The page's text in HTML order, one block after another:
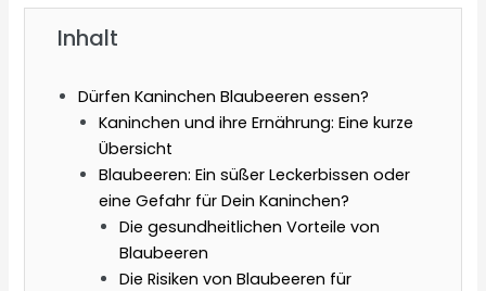
Inhalt
Dürfen Kaninchen Blaubeeren essen?
Kaninchen und ihre Ernährung: Eine kurze
Übersicht
Blaubeeren: Ein süßer Leckerbissen oder
eine Gefahr für Dein Kaninchen?
Die gesundheitlichen Vorteile von
Blaubeeren
Die Risiken von Blaubeeren für